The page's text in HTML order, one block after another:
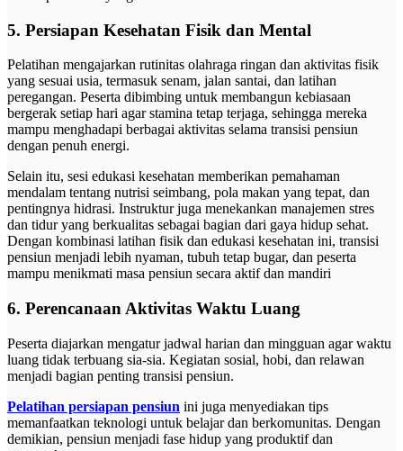
5. Persiapan Kesehatan Fisik dan Mental
Pelatihan mengajarkan rutinitas olahraga ringan dan aktivitas fisik
yang sesuai usia, termasuk senam, jalan santai, dan latihan
peregangan. Peserta dibimbing untuk membangun kebiasaan
bergerak setiap hari agar stamina tetap terjaga, sehingga mereka
mampu menghadapi berbagai aktivitas selama transisi pensiun
dengan penuh energi.
Selain itu, sesi edukasi kesehatan memberikan pemahaman
mendalam tentang nutrisi seimbang, pola makan yang tepat, dan
pentingnya hidrasi. Instruktur juga menekankan manajemen stres
dan tidur yang berkualitas sebagai bagian dari gaya hidup sehat.
Dengan kombinasi latihan fisik dan edukasi kesehatan ini, transisi
pensiun menjadi lebih nyaman, tubuh tetap bugar, dan peserta
mampu menikmati masa pensiun secara aktif dan mandiri
6. Perencanaan Aktivitas Waktu Luang
Peserta diajarkan mengatur jadwal harian dan mingguan agar waktu
luang tidak terbuang sia-sia. Kegiatan sosial, hobi, dan relawan
menjadi bagian penting transisi pensiun.
Pelatihan persiapan pensiun ini juga menyediakan tips
memanfaatkan teknologi untuk belajar dan berkomunitas. Dengan
demikian, pensiun menjadi fase hidup yang produktif dan